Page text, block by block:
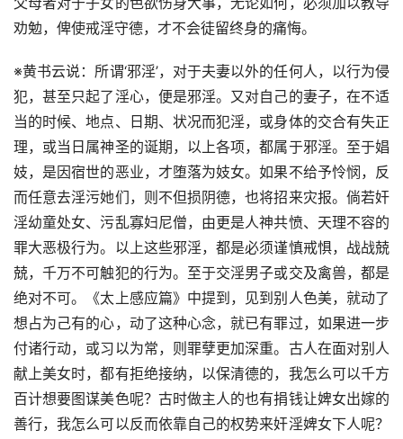
劝勉，俾使戒淫守德，才不会徒留终身的痛悔。
※黄书云说：所谓‘邪淫’，对于夫妻以外的任何人，以行为侵
犯，甚至只起了淫心，便是邪淫。又对自己的妻子，在不适
当的时候、地点、日期、状况而犯淫，或身体的交合有失正
理，或当日属神圣的诞期，以上各项，都属于邪淫。至于娼
妓，是因宿世的恶业，才堕落为妓女。如果不给予怜悯，反
而任意去淫污她们，则不但损阴德，也将招来灾报。倘若奸
淫幼童处女、污乱寡妇尼僧，由更是人神共愤、天理不容的
罪大恶极行为。以上这些邪淫，都是必须谨慎戒惧，战战兢
兢，千万不可触犯的行为。至于交淫男子或交及禽兽，都是
绝对不可。《太上感应篇》中提到，见到别人色美，就动了
想占为己有的心，动了这种心念，就已有罪过，如果进一步
付诸行动，或习以为常，则罪孽更加深重。古人在面对别人
献上美女时，都有拒绝接纳，以保清德的，我怎么可以千方
百计想要图谋美色呢？古时做主人的也有捐钱让婢女出嫁的
善行，我怎么可以反而依靠自己的权势来奸淫婢女下人呢？